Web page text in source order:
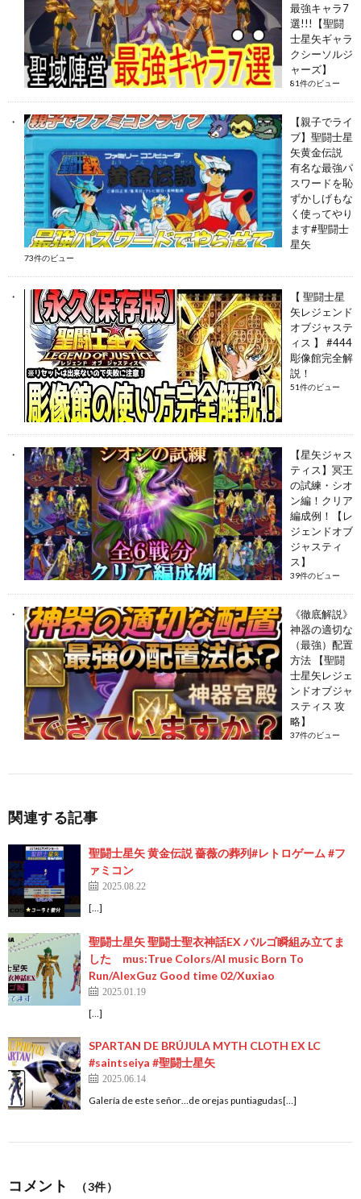
最強キャラ7
選!!!【聖闘
士星矢ギャラ
クシーソルジ
ャーズ】
81件のビュー
【親子でライ
ブ】聖闘士星
矢黄金伝説
有名な最強パ
スワードを恥
ずかしげもな
く使ってやり
ます#聖闘士
星矢
73件のビュー
【 聖闘士星
矢レジェンド
オブジャステ
ィス 】 #444
彫像館完全解
説！
51件のビュー
【星矢ジャス
ティス】冥王
の試練・シオ
ン編！クリア
編成例！【レ
ジェンドオブ
ジャスティ
ス】
39件のビュー
《徹底解説》
神器の適切な
（最強）配置
方法 【聖闘
士星矢レジェ
ンドオブジャ
スティス 攻
略】
37件のビュー
関連する記事
聖闘士星矢 黄金伝説 薔薇の葬列#レトロゲーム #フ
ァミコン
2025.08.22
[…]
聖闘士星矢 聖闘士聖衣神話EX バルゴ瞬組み立てま
した mus:True Colors/AI music Born To
Run/AlexGuz Good time 02/Xuxiao
2025.01.19
[…]
SPARTAN DE BRÚJULA MYTH CLOTH EX LC
#saintseiya #聖闘士星矢
2025.06.14
Galería de este señor…de orejas puntiagudas[…]
コメント （3件）